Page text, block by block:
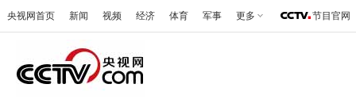
央视网首页 新闻 视频 经济 体育 军事 更多 节目官网